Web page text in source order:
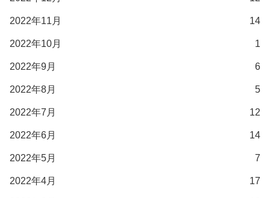
2022年11月 14
2022年10月 1
2022年9月 6
2022年8月 5
2022年7月 12
2022年6月 14
2022年5月 7
2022年4月 17